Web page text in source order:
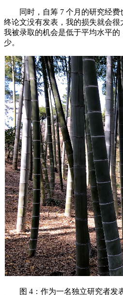
同时，自筹 7 个月的研究经费
终论文没有发表，我的损失就会很
我被录取的机会是低于平均水平
少。
图 4：作为一名独立研究者发